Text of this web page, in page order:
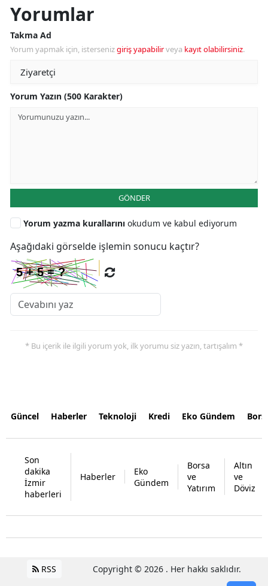
Yorumlar
Takma Ad
Yorum yapmak için, istersenizgiriş yapabilirveya kayıt olabilirsiniz.
Yorum Yazın (500 Karakter)
GÖNDER
Yorum yazma kurallarını okudum ve kabul ediyorum
Aşağıdaki görselde işlemin sonucu kaçtır?
* Bu içerik ile ilgili yorum yok, ilk yorumu siz yazın, tartışalım *
Güncel Haberler Teknoloji Kredi Eko Gündem
Son
dakika
İzmir
haberleri
Haberler
Eko
Gündem
Borsa
ve
Yatırım
Altın
ve
Döviz
RSS Copyright © 2026 . Her hakkı saklıdır.